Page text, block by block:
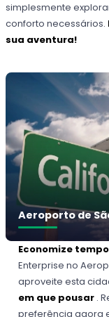
simplesmente
conforto necessários.
sua aventura!
Aeroporto de
Economize
Enterprise no
aproveite esta
em que pousar .
preferência agora